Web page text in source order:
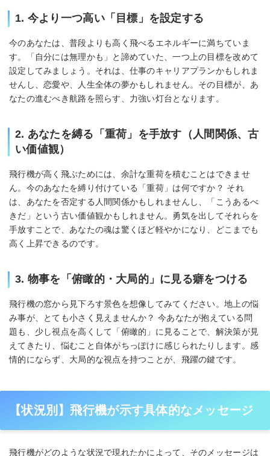
1. 今より一つ高い「目標」を設定する
今のあなたは、普段よりも高く飛べるエネルギーに満ちていま
す。「自分には無理かも」と諦めていた、一つ上の目標を改めて
設定してみましょう。それは、仕事のキャリアプランかもしれま
せんし、恋愛や、人生全体の夢かもしれません。その目標が、あ
なたの進むべき航路を照らす、力強い灯台となります。
2. あなたを縛る「重荷」を手放す（人間関係、古
い価値観）
飛行機が高く飛ぶためには、余計な重荷を積むことはできませ
ん。今のあなたを縛り付けている「重荷」は何ですか？ それ
は、あなたを否定する人間関係かもしれませんし、「こうあるべ
きだ」という古い価値観かもしれません。勇気を出してそれらを
手放すことで、あなたの魂は驚くほど軽やかになり、どこまでも
高く上昇できるのです。
3. 物事を「俯瞰的・大局的」に見る癖をつける
飛行機の窓から見下ろす景色を想像してみてください。地上の悩
み事が、とても小さく見えませんか？ 今あなたが抱えている問
題も、少し視点を高くして「俯瞰的」に見ることで、解決策が見
えてきたり、悩むこと自体がちっぽけに感じられたりします。感
情的にならず、大局的な視点を持つことが、飛躍の鍵です。
【状況別】飛行機が示す具体的なメッセージ
飛行機がどのような状況で現れたかによって、そのメッセージは